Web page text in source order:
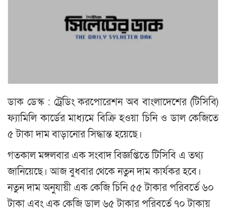
ডাক ডেস্ক : ট্রেডিং করপোরেশন অব বাংলাদেশের (টিসিবি)
ফ্যামিলি কার্ডের মাধ্যমে বিক্রি হওয়া চিনি ও ডাল কেজিতে
৫ টাকা দাম বাড়ানোর সিদ্ধান্ত হয়েছে।
গতকাল মঙ্গলবার এক সংবাদ বিজ্ঞপ্তিতে টিসিবি এ তথ্য
জানিয়েছে। আজ বুধবার থেকে নতুন দাম কার্যকর হবে।
নতুন দাম অনুযায়ী এক কেজি চিনি ৫৫ টাকার পরিবর্তে ৬০
টাকা এবং এক কেজি ডাল ৬৫ টাকার পরিবর্তে ৭০ টাকায়